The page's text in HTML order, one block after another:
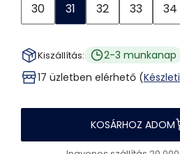
30 31 32 33 34
Kiszállítás:
2-3 munkanap
17 üzletben elérhető (
KOSÁRHOZ ADOM